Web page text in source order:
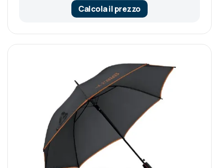
Calcola il prezzo